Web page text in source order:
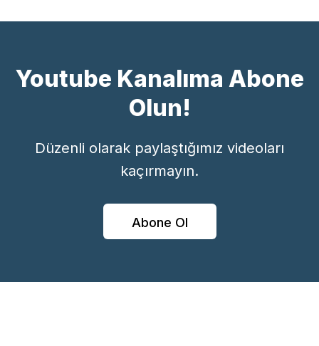
Youtube Kanalıma Abone
Olun!
Düzenli olarak paylaştığımız videoları
kaçırmayın.
Abone Ol